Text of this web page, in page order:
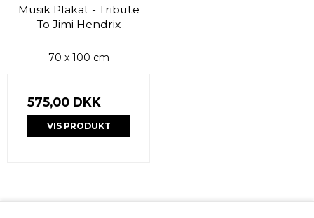
Musik Plakat - Tribute
To Jimi Hendrix
70 x 100 cm
575,00 DKK
VIS PRODUKT